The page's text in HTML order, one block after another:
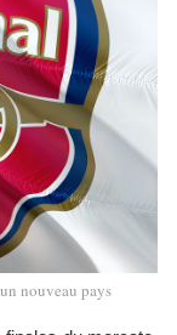
nouveau pays